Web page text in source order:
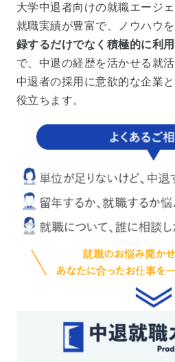
大学中退者向けの就職エージ
就職実績が豊富で、ノウハウ
録するだけでなく積極的に利
で、中退の経歴を活かせる就
中退者の採用に意欲的な企業
役立ちます。